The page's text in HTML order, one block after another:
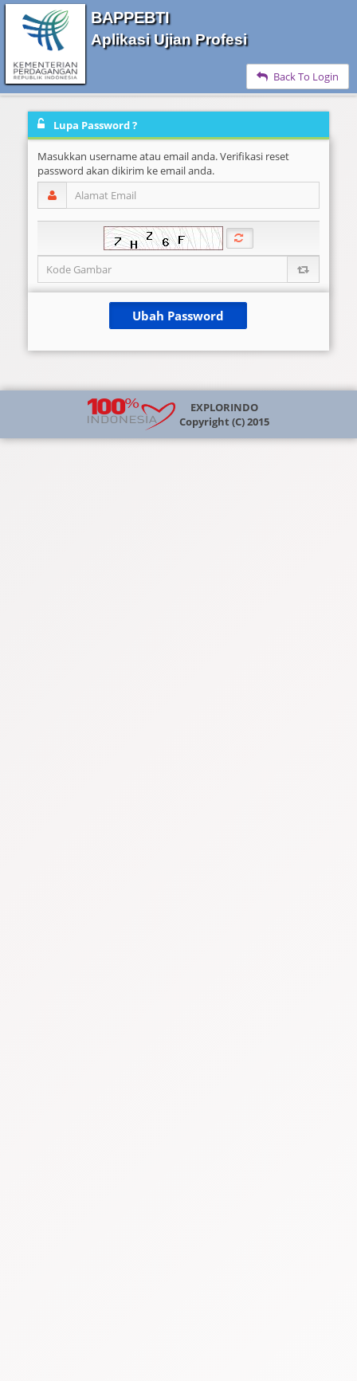
BAPPEBTI
Aplikasi Ujian Profesi
Back To Login
Lupa Password ?
Masukkan username atau email anda. Verifikasi reset
password akan dikirim ke email anda.
Ubah Password
EXPLORINDO
Copyright (C) 2015